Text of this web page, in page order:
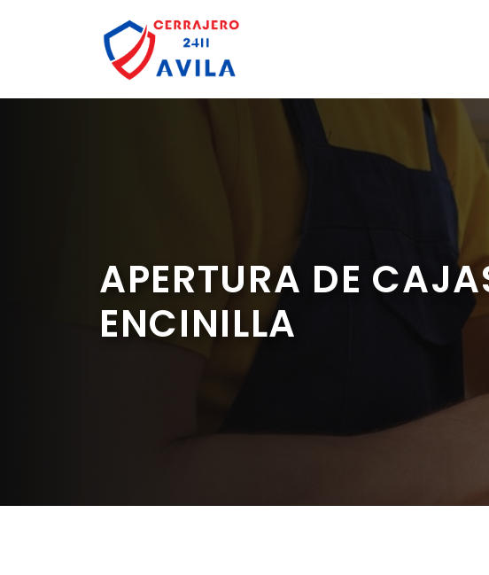
APERTURA DE
ENCINILLA